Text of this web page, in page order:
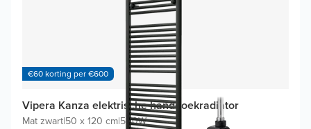
€60 korting per €600
Vipera Kanza elektrische handdoekradiator
Mat zwart|50 x 120 cm|500W